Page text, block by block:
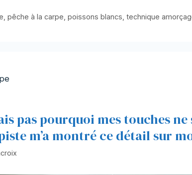
pêche à la carpe poissons blancs technique
pas pourquoi mes touches
m’a montré ce détail sur